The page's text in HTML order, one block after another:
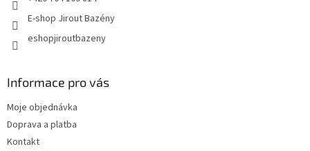
E-shop Jirout Bazény
eshopjiroutbazeny
Informace pro vás
Moje objednávka
Doprava a platba
Kontakt